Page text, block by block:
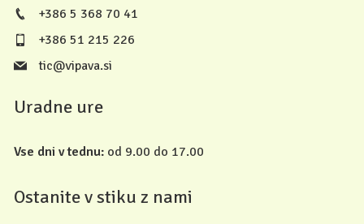
+386 5 368 70 41
+386 51 215 226
tic@vipava.si
Uradne ure
Vse dni v tednu: od 9.00 do 17.00
Ostanite v stiku z nami